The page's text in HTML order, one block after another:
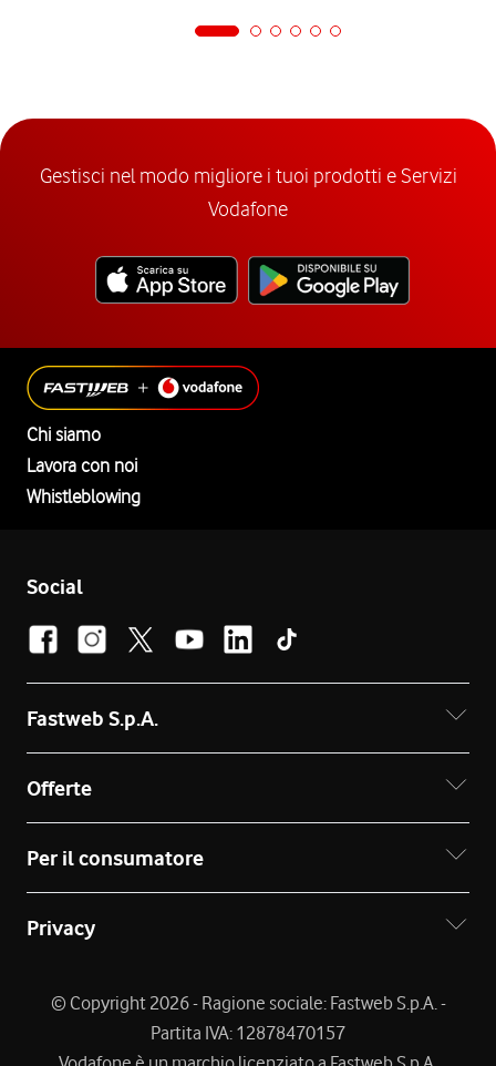
Gestisci nel modo migliore i tuoi prodotti e Servizi
Vodafone
Chi siamo
Lavora con noi
Whistleblowing
Social
Fastweb S.p.A.
Offerte
Per il consumatore
Privacy
© Copyright 2026 - Ragione sociale: Fastweb S.p.A. -
Partita IVA: 12878470157